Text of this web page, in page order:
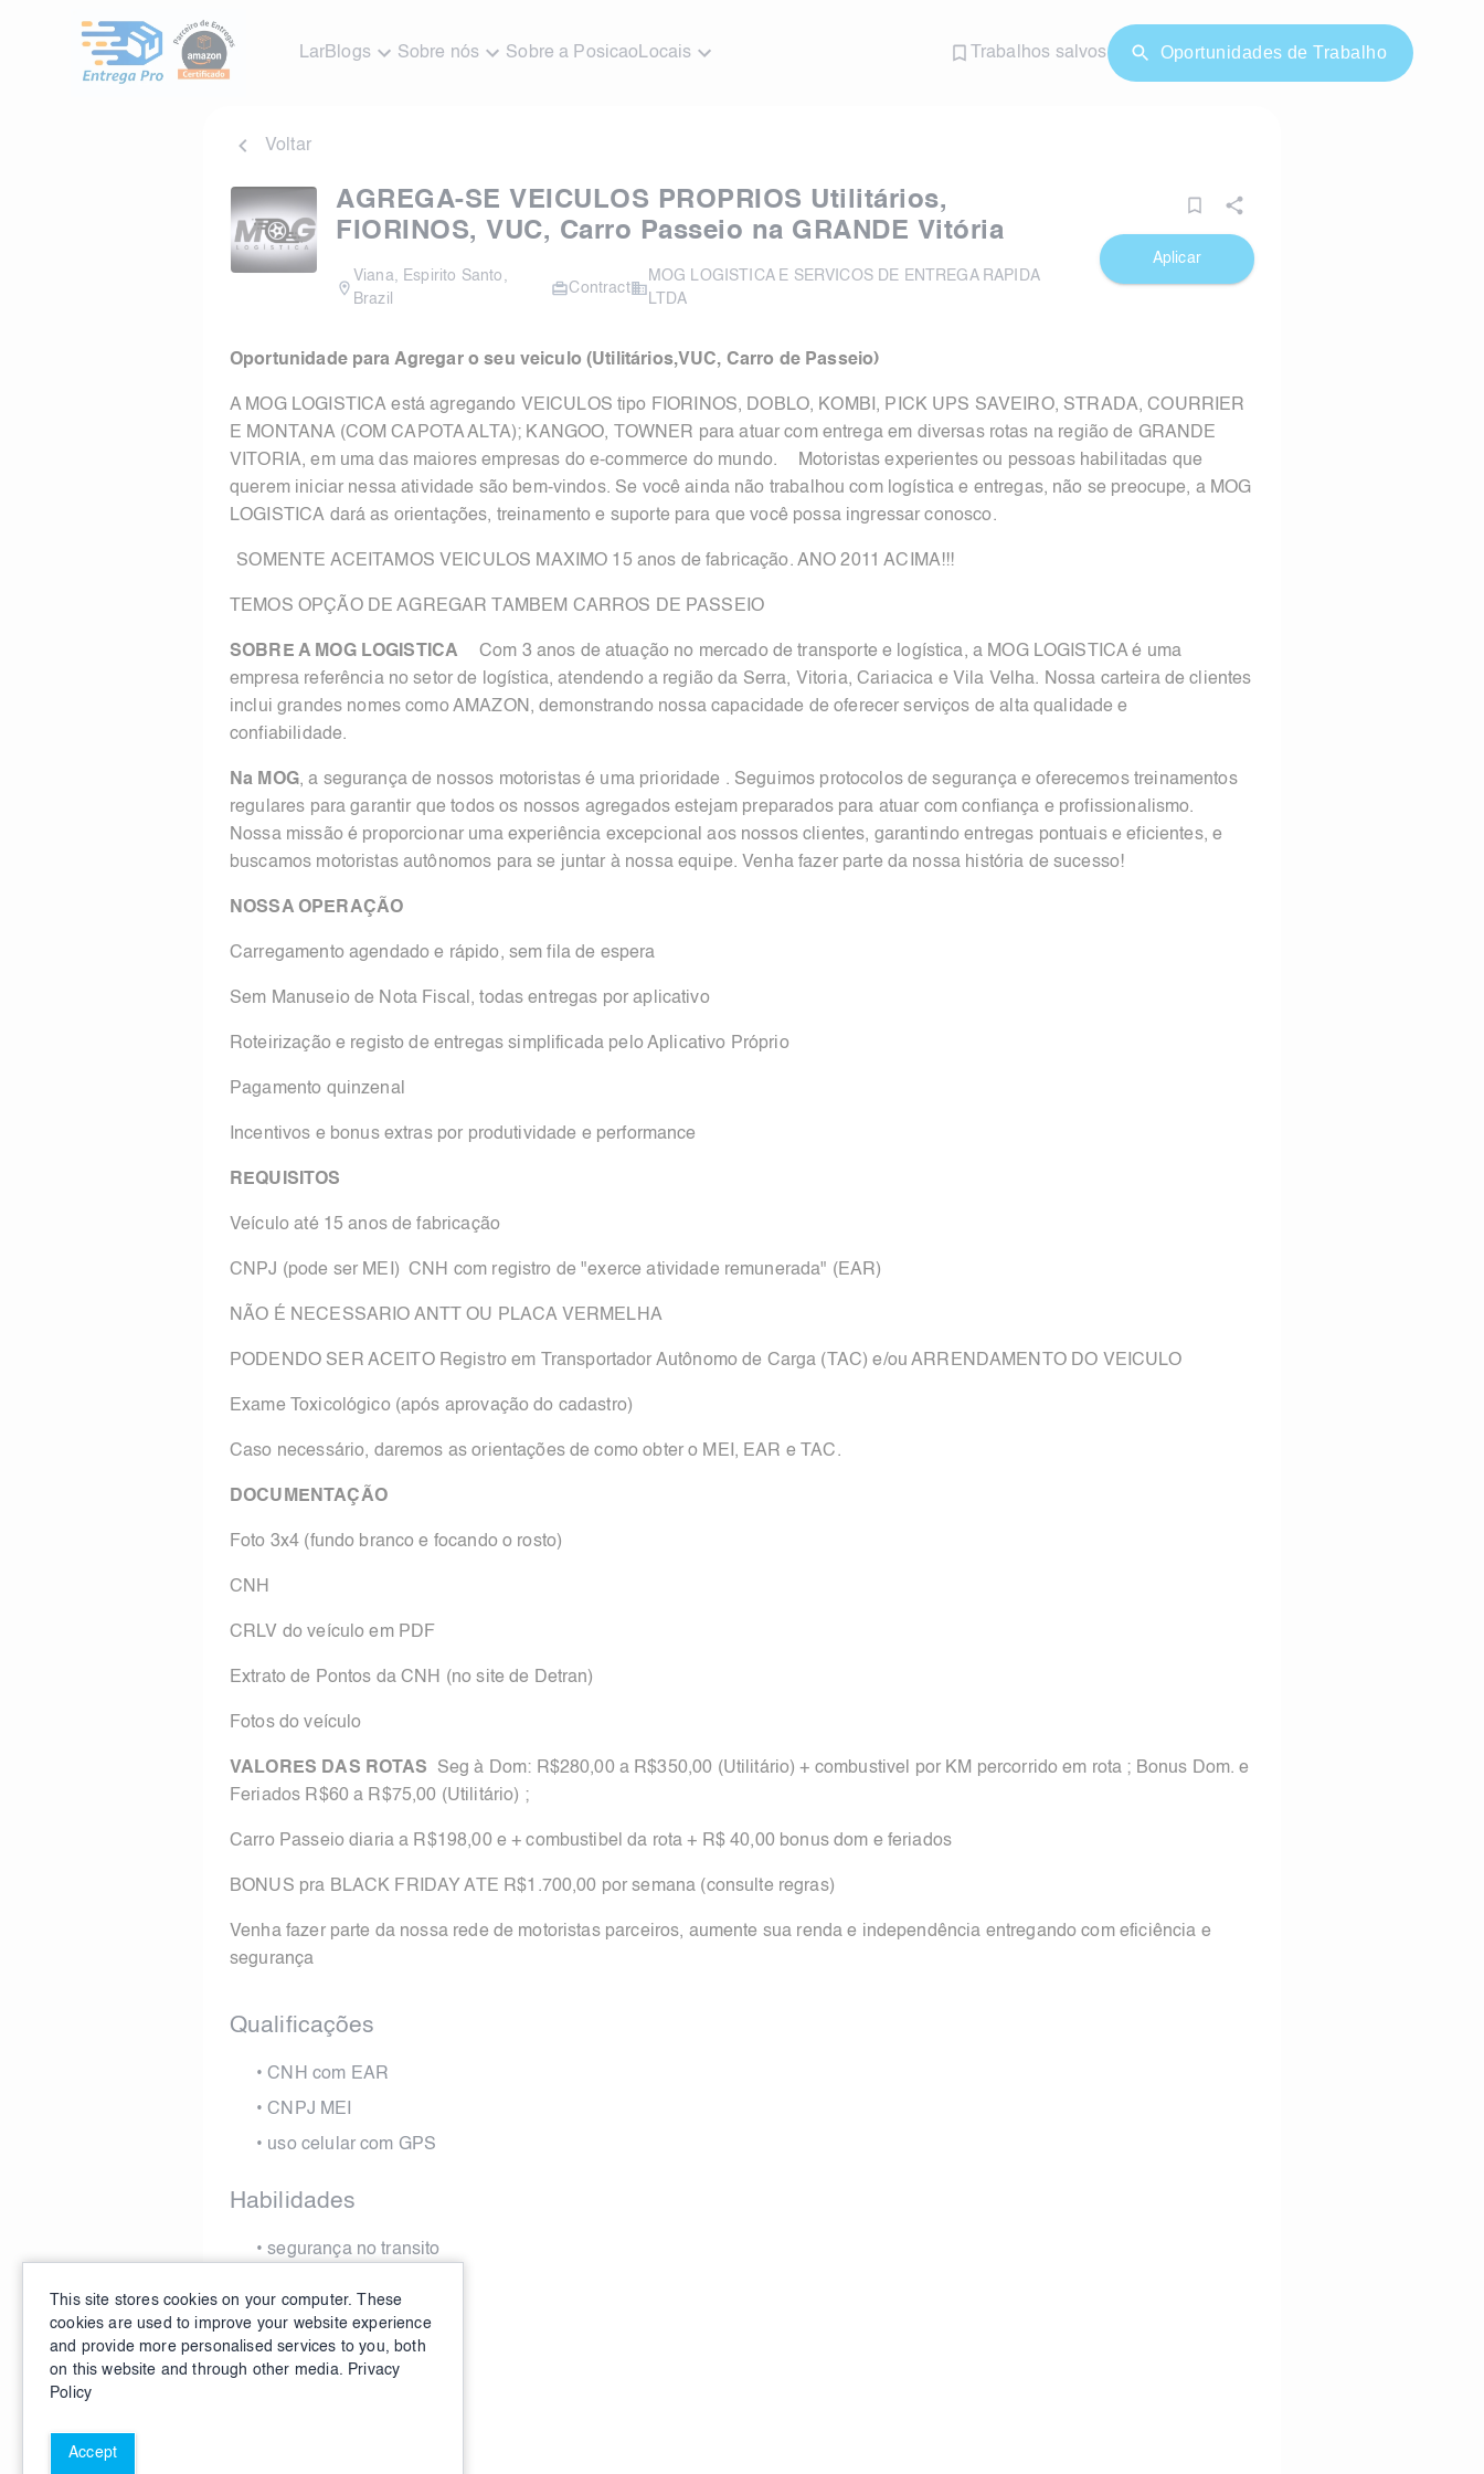
LarBlogs Sobre nós Sobre a Posicao Locais Trabalhos salvos Oportunidades de Trabalho
Voltar
AGREGA-SE VEICULOS PROPRIOS Utilitários,
FIORINOS, VUC, Carro Passeio na GRANDE Vitória
Viana, Espirito Santo ,
Brazil
Contract
MOG LOGISTICA E SERVICOS DE ENTREGA RAPIDA
LTDA
Aplicar
Oportunidade para Agregar o seu veiculo (Utilitários,VUC, Carro de Passeio)
A MOG LOGISTICA está agregando VEICULOS tipo FIORINOS, DOBLO, KOMBI, PICK UPS SAVEIRO, STRADA, COURRIER
E MONTANA (COM CAPOTA ALTA); KANGOO, TOWNER para atuar com entrega em diversas rotas na região de GRANDE
VITORIA, em uma das maiores empresas do e-commerce do mundo. Motoristas experientes ou pessoas habilitadas que
querem iniciar nessa atividade são bem-vindos. Se você ainda não trabalhou com logística e entregas, não se preocupe, a MOG
LOGISTICA dará as orientações, treinamento e suporte para que você possa ingressar conosco.
SOMENTE ACEITAMOS VEICULOS MAXIMO 15 anos de fabricação. ANO 2011 ACIMA!!!
TEMOS OPÇÃO DE AGREGAR TAMBEM CARROS DE PASSEIO
SOBRE A MOG LOGISTICA
Com 3 anos de atuação no mercado de transporte e logística, a MOG LOGISTICA é uma
empresa referência no setor de logística, atendendo a região da Serra, Vitoria, Cariacica e Vila Velha. Nossa carteira de clientes
inclui grandes nomes como AMAZON, demonstrando nossa capacidade de oferecer serviços de alta qualidade e
confiabilidade.
Na MOG, a segurança de nossos motoristas é uma prioridade . Seguimos protocolos de segurança e oferecemos treinamentos
regulares para garantir que todos os nossos agregados estejam preparados para atuar com confiança e profissionalismo.
Nossa missão é proporcionar uma experiência excepcional aos nossos clientes, garantindo entregas pontuais e eficientes, e
buscamos motoristas autônomos para se juntar à nossa equipe. Venha fazer parte da nossa história de sucesso!
NOSSA OPERAÇÃO
Carregamento agendado e rápido, sem fila de espera
Sem Manuseio de Nota Fiscal, todas entregas por aplicativo
Roteirização e registo de entregas simplificada pelo Aplicativo Próprio
Pagamento quinzenal
Incentivos e bonus extras por produtividade e performance
REQUISITOS
Veículo até 15 anos de fabricação
CNPJ (pode ser MEI) CNH com registro de "exerce atividade remunerada" (EAR)
NÃO É NECESSARIO ANTT OU PLACA VERMELHA
PODENDO SER ACEITO Registro em Transportador Autônomo de Carga (TAC) e/ou ARRENDAMENTO DO VEICULO
Exame Toxicológico (após aprovação do cadastro)
Caso necessário, daremos as orientações de como obter o MEI, EAR e TAC.
DOCUMENTAÇÃO
Foto 3x4 (fundo branco e focando o rosto)
CNH
CRLV do veículo em PDF
Extrato de Pontos da CNH (no site de Detran)
Fotos do veículo
VALORES DAS ROTAS Seg à Dom: R$280,00 a R$350,00 (Utilitário) + combustivel por KM percorrido em rota ; Bonus Dom. e
Feriados R$60 a R$75,00 (Utilitário) ;
Carro Passeio diaria a R$198,00 e + combustibel da rota + R$ 40,00 bonus dom e feriados
BONUS pra BLACK FRIDAY ATE R$1.700,00 por semana (consulte regras)
Venha fazer parte da nossa rede de motoristas parceiros, aumente sua renda e independência entregando com eficiência e
segurança
Qualificações
•CNH com EAR
•CNPJ MEI
• uso celular com GPS
Habilidades
•segurança no transito
•respeito mutuo
•agilidade em usar GPS
This site stores cookies on your computer. These
cookies are used to improve your website experience
and provide more personalised services to you, both
on this website and through other media. Privacy
Policy
Accept